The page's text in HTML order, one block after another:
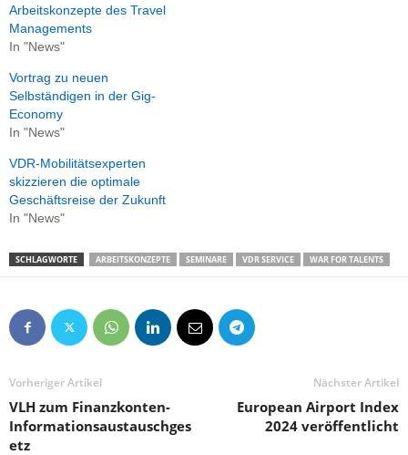
Arbeitskonzepte des Travel
Managements
In "News"
Vortrag zu neuen
Selbständigen in der Gig-
Economy
In "News"
VDR-Mobilitätsexperten
skizzieren die optimale
Geschäftsreise der Zukunft
In "News"
SCHLAGWORTE ARBEITSKONZEPTE SEMINARE VDR SERVICE WAR FOR TALENTS
Vorheriger Artikel
VLH zum Finanzkonten-
Informationsaustauschges
etz
Nächster Artikel
European Airport Index
2024 veröffentlicht